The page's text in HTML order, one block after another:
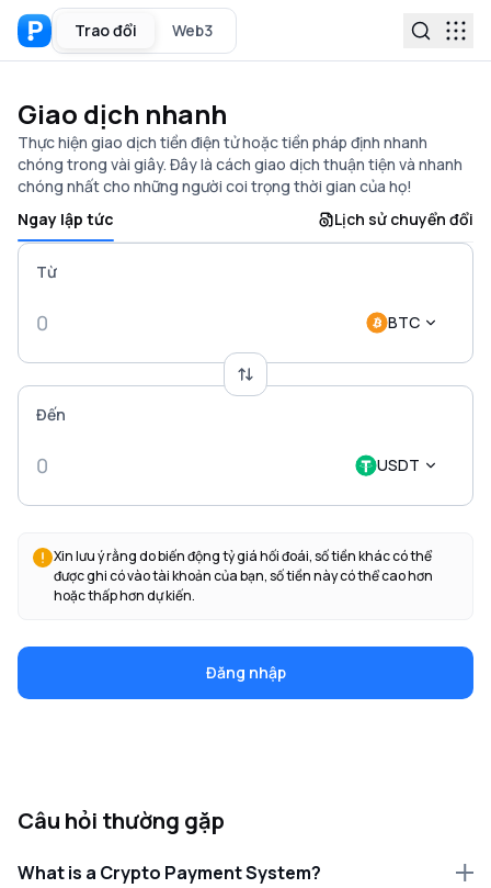
Trao đổi Web3
Giao dịch nhanh
Thực hiện giao dịch tiền điện tử hoặc tiền pháp định nhanh
chóng trong vài giây. Đây là cách giao dịch thuận tiện và nhanh
chóng nhất cho những người coi trọng thời gian của họ!
Ngay lập tức
Lịch sử chuyển đổi
Từ
BTC
Đến
USDT
Xin lưu ý rằng do biến động tỷ giá hối đoái, số tiền khác có thể
được ghi có vào tài khoản của bạn, số tiền này có thể cao hơn
hoặc thấp hơn dự kiến.
Đăng nhập
Câu hỏi thường gặp
What is a Crypto Payment System?